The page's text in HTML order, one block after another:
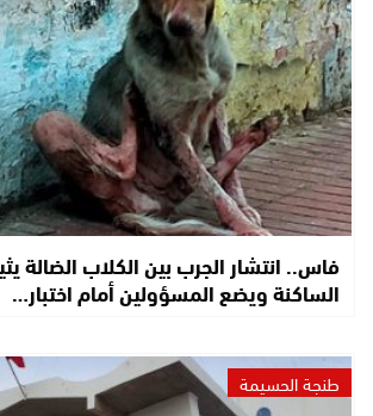
فاس.. انتشار الجرب بين الكلاب الضالة
الساكنة ويضع المسؤولين أمام اختبار…
طنجة الحسيمة